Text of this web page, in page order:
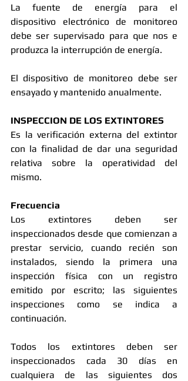
La fuente de energía para el
dispositivo electrónico de monitoreo
debe ser supervisado para que nos e
produzca la interrupción de energía.
El dispositivo de monitoreo debe ser
ensayado y mantenido anualmente.
INSPECCION DE LOS EXTINTORES
Es la verificación externa del extintor
con la finalidad de dar una seguridad
relativa sobre la operatividad del
mismo.
Frecuencia
Los extintores deben ser
inspeccionados desde que comienzan a
prestar servicio, cuando recién son
instalados, siendo la primera una
inspección física con un registro
emitido por escrito; las siguientes
inspecciones como se indica a
continuación.
Todos los extintores deben ser
inspeccionados cada 30 días en
cualquiera de las siguientes dos